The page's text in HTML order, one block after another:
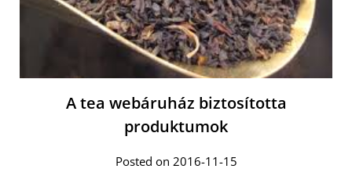
A tea webáruház biztosította
produktumok
Posted on 2016-11-15